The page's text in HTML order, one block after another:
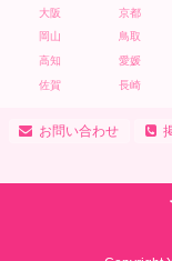
大阪
京都
岡山
鳥取
高知
愛媛
佐賀
長崎
お問い合わせ